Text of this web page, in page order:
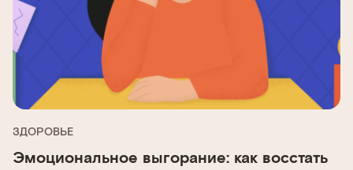
ЗДОРОВЬЕ
Эмоциональное выгорание: как восстать